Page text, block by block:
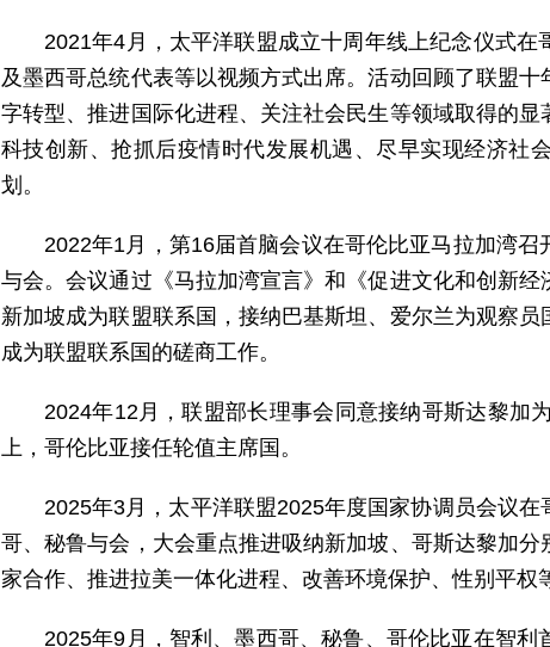
2021年4月，太平洋联盟成立十周年线上纪念仪式
及墨西哥总统代表等以视频方式出席。活动回顾了联盟
字转型、推进国际化进程、关注社会民生等领域取得的
科技创新、抢抓后疫情时代发展机遇、尽早实现经济社
划。
2022年1月，第16届首脑会议在哥伦比亚马拉加湾
与会。会议通过《马拉加湾宣言》和《促进文化和创新
新加坡成为联盟联系国，接纳巴基斯坦、爱尔兰为观察
成为联盟联系国的磋商工作。
2024年12月，联盟部长理事会同意接纳哥斯达黎加
上，哥伦比亚接任轮值主席国。
2025年3月，太平洋联盟2025年度国家协调员会议
哥、秘鲁与会，大会重点推进吸纳新加坡、哥斯达黎加
家合作、推进拉美一体化进程、改善环境保护、性别平权
2025年9月，智利、墨西哥、秘鲁、哥伦比亚在智